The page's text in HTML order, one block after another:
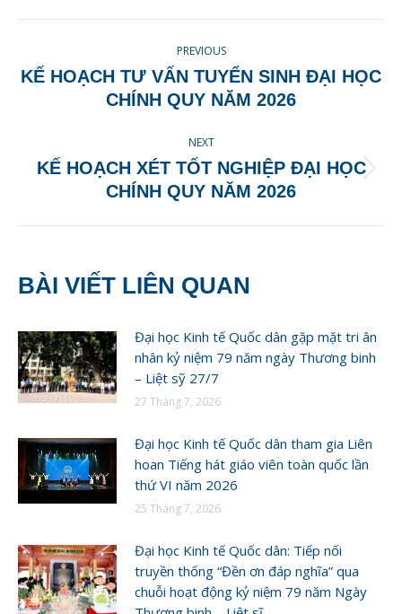
NAVIGATION
PREVIOUS
Previous
post:
KẾ HOẠCH TƯ VẤN TUYỂN SINH ĐẠI HỌC
CHÍNH QUY NĂM 2026
NEXT
Next
post:
KẾ HOẠCH XÉT TỐT NGHIỆP ĐẠI HỌC
CHÍNH QUY NĂM 2026
BÀI VIẾT LIÊN QUAN
Đại học Kinh tế Quốc dân gặp mặt tri ân
nhân kỷ niệm 79 năm ngày Thương binh
– Liệt sỹ 27/7
27 Tháng 7, 2026
Đại học Kinh tế Quốc dân tham gia Liên
hoan Tiếng hát giáo viên toàn quốc lần
thứ VI năm 2026
25 Tháng 7, 2026
Đại học Kinh tế Quốc dân: Tiếp nối
truyền thống “Đền ơn đáp nghĩa” qua
chuỗi hoạt động kỷ niệm 79 năm Ngày